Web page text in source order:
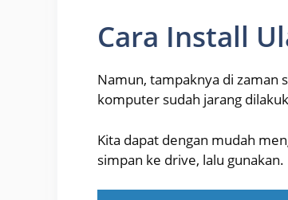
Cara Install
Namun, tampaknya di zaman
komputer sudah jarang
Kita dapat dengan mudah
simpan ke drive, lalu